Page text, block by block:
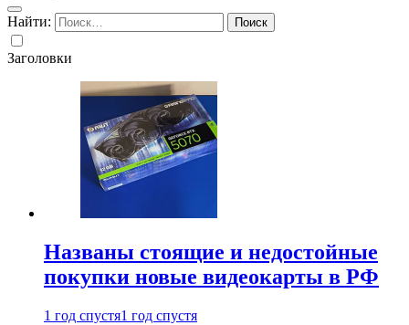
Найти:
Заголовки
Названы стоящие и недостойные
покупки новые видеокарты в РФ
1 год спустя1 год спустя